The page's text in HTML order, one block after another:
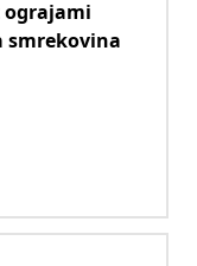
ograjami
smrekovina